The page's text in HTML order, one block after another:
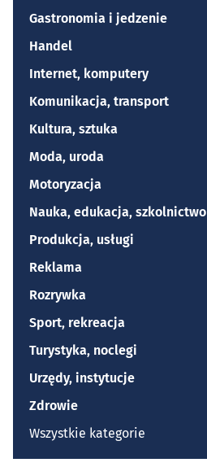
Gastronomia i jedzenie
Handel
Internet, komputery
Komunikacja, transport
Kultura, sztuka
Moda, uroda
Motoryzacja
Nauka, edukacja, szkolnictwo
Produkcja, usługi
Reklama
Rozrywka
Sport, rekreacja
Turystyka, noclegi
Urzędy, instytucje
Zdrowie
Wszystkie kategorie